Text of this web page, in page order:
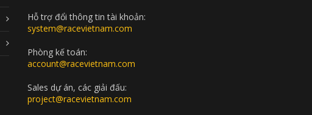
Hỗ trợ đổi thông tin tài khoản:
system@racevietnam.com
Phòng kế toán:
account@racevietnam.com
Sales dự án, các giải đấu:
project@racevietnam.com